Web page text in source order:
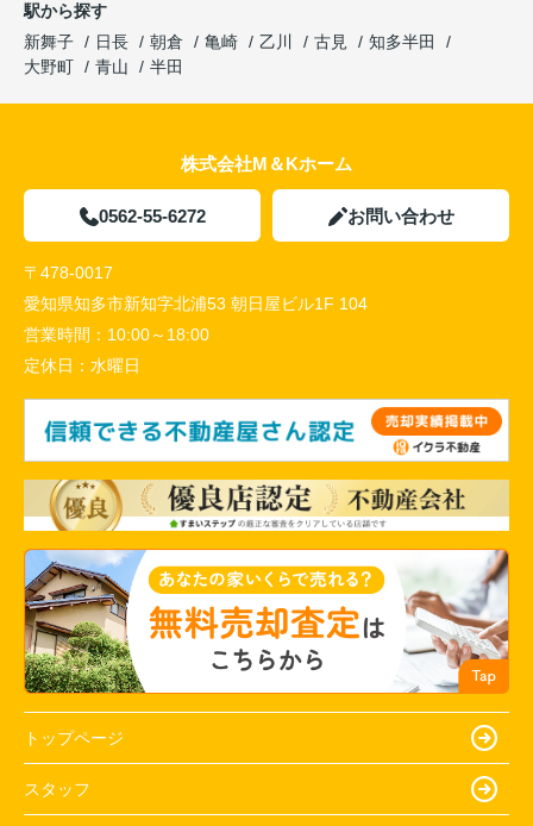
駅から探す
新舞子
日長 朝倉 亀崎 乙川 古見
知多半田
大野町
青山 半田
株式会社M＆Kホーム
0562-55-6272 お問い合わせ
〒478-0017
愛知県知多市新知字北浦53 朝日屋ビル1F 104
営業時間： 10:00～18:00
定休日： 水曜日
トップページ
スタッフ